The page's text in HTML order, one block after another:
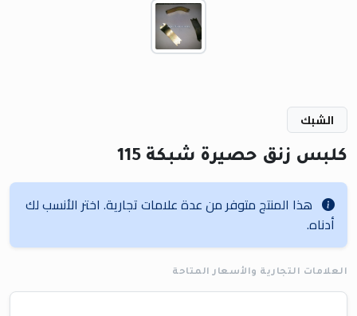
الشبك
كلبس زنق حصيرة شبكة 115
هذا المنتج متوفر من عدة علامات تجارية. اختر الأنسب لك
أدناه.
العلامات التجارية والأسعار المتاحة